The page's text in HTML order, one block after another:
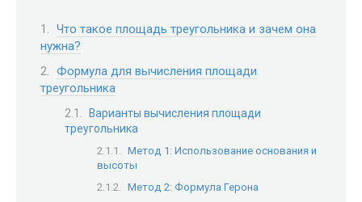
Что такое площадь треугольника и зачем она
нужна?
Формула для вычисления площади
треугольника
Варианты вычисления площади
треугольника
Метод 1: Использование основания и
высоты
Метод 2: Формула Герона